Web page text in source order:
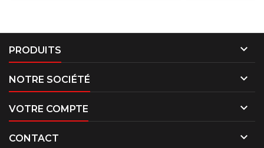
PRODUITS 
NOTRE SOCIÉTÉ 
VOTRE COMPTE 
CONTACT 